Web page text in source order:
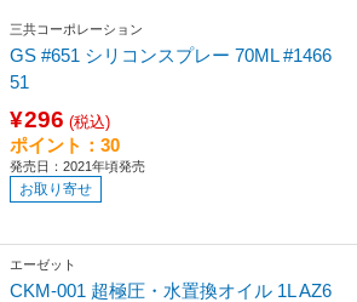
三共コーポレーション
GS #651 シリコンスプレー 70ML #1466
51
¥296 (税込)
ポイント：30
発売日：2021年頃発売
お取り寄せ
エーゼット
CKM-001 超極圧・水置換オイル 1L AZ6